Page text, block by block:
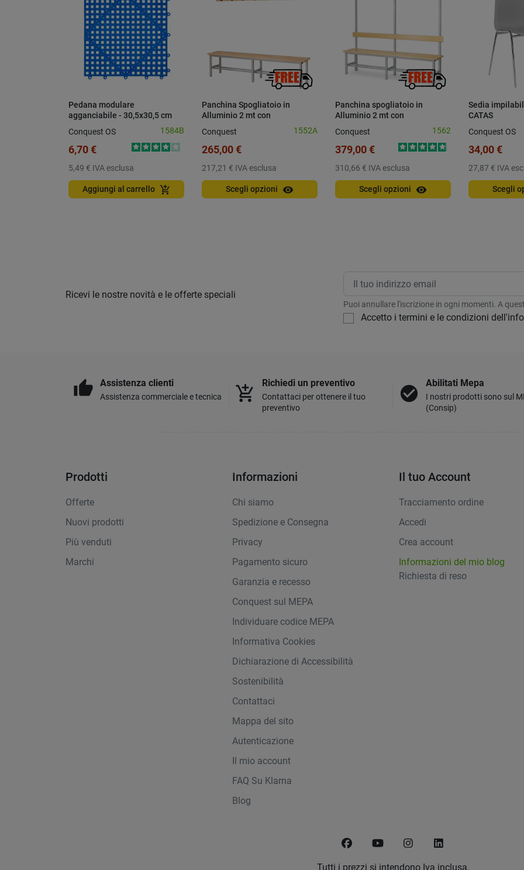
Pedana modulare
agganciabile - 30,5x30,5 cm
Conquest OS 1584B
6,70 €
5,49 € IVA esclusa
Aggiungi al carrello add_shopping_cart
Panchina Spogliatoio in
Alluminio 2 mt con
Conquest 1552A
265,00 €
217,21 € IVA esclusa
Scegli opzioni visibility
Panchina spogliatoio in
Alluminio 2 mt con
Conquest 1562
379,00 €
310,66 € IVA esclusa
Scegli opzioni visibility
Sedia
CATAS
Conquest OS
34,00 €
27,87 € IVA
Scegli
Ricevi le nostre novità e le offerte speciali
Puoi annullare l'iscrizione in ogni momenti. A
Accetto i termini e le condizioni
thumb_up Assistenza clienti
Assistenza commerciale e tecnica add_shopping_cart
Richiedi un preventivo
Contattaci per ottenere il tuo
preventivo
check_circle
Abilitati Mepa
I nostri prodotti sono sul
(Consip)
Prodotti
Offerte
Nuovi prodotti
Più venduti
Marchi
Informazioni
Chi siamo
Spedizione e Consegna
Privacy
Pagamento sicuro
Garanzia e recesso
Conquest sul MEPA
Individuare codice MEPA
Informativa Cookies
Dichiarazione di Accessibilità
Sostenibilità
Contattaci
Mappa del sito
Autenticazione
Il mio account
FAQ Su Klarna
Blog
Il tuo Account
Tracciamento ordine
Accedi
Crea account
Informazioni del mio blog
Richiesta di reso
Tutti i prezzi si intendono Iva inclusa.